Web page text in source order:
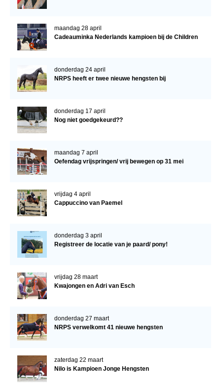
maandag 28 april
Cadeauminka Nederlands kampioen bij de Children
donderdag 24 april
NRPS heeft er twee nieuwe hengsten bij
donderdag 17 april
Nog niet goedgekeurd??
maandag 7 april
Oefendag vrijspringen/ vrij bewegen op 31 mei
vrijdag 4 april
Cappuccino van Paemel
donderdag 3 april
Registreer de locatie van je paard/ pony!
vrijdag 28 maart
Kwajongen en Adri van Esch
donderdag 27 maart
NRPS verwelkomt 41 nieuwe hengsten
zaterdag 22 maart
Nilo is Kampioen Jonge Hengsten